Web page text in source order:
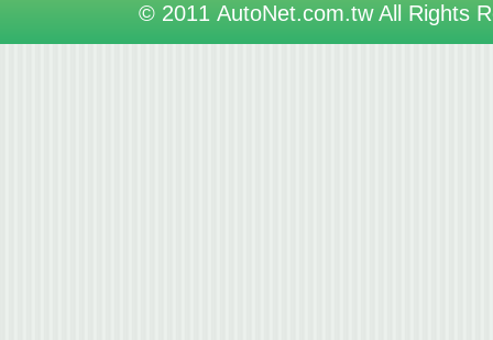
© 2011 AutoNet.com.tw All Rights